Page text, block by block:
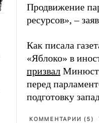
Продвижение
ресурсов», –
Как писала
«Яблоко» в
призвал Минюст
перед
подготовку
КОММЕНТАРИИ (5)